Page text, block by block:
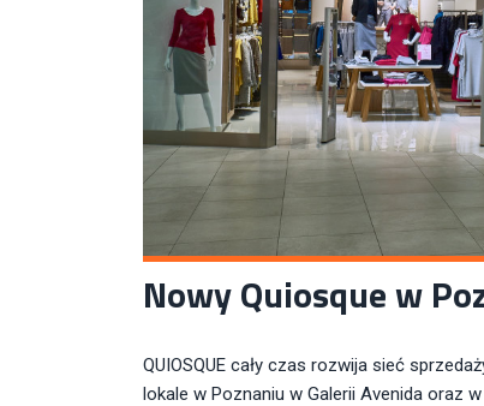
Nowy Quiosque w
QUIOSQUE cały czas rozwija sieć
lokale w Poznaniu w Galerii Avenida oraz